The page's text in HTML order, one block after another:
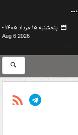
پنجشنبه ۱۵ مرداد ۱۴۰۵ -
Aug 6 2026